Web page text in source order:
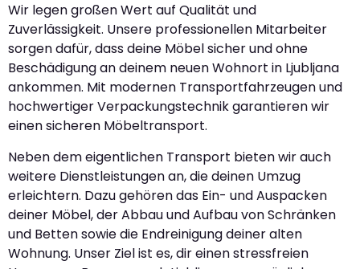
Wir legen großen Wert auf Qualität und
Zuverlässigkeit. Unsere professionellen Mitarbeiter
sorgen dafür, dass deine Möbel sicher und ohne
Beschädigung an deinem neuen Wohnort in Ljubljana
ankommen. Mit modernen Transportfahrzeugen und
hochwertiger Verpackungstechnik garantieren wir
einen sicheren Möbeltransport.
Neben dem eigentlichen Transport bieten wir auch
weitere Dienstleistungen an, die deinen Umzug
erleichtern. Dazu gehören das Ein- und Auspacken
deiner Möbel, der Abbau und Aufbau von Schränken
und Betten sowie die Endreinigung deiner alten
Wohnung. Unser Ziel ist es, dir einen stressfreien